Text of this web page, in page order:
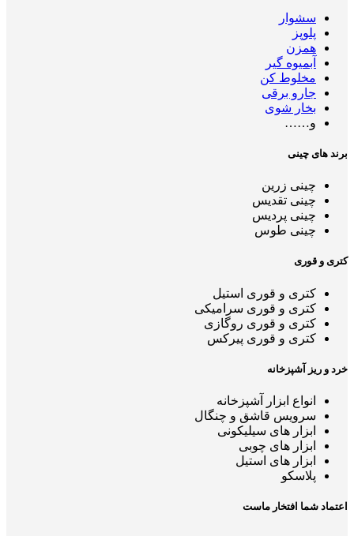
سشوار
پلوپز
همزن
آبمیوه گیر
مخلوط کن
جارو برقی
بخار شوی
و……
برند های چینی
چینی زرین
چینی تقدیس
چینی پردیس
چینی طوس
کتری و قوری
کتری و قوری استیل
کتری و قوری سرامیکی
کتری و قوری روگازی
کتری و قوری پیرکس
خرد و ریز آشپزخانه
انواع ابزار آشپزخانه
سرویس قاشق و چنگال
ابزار های سیلیکونی
ابزار های چوبی
ابزار های استیل
پلاسکو
اعتماد شما افتخار ماست